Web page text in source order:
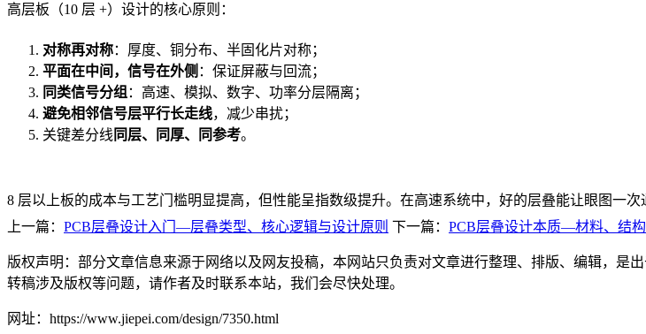
高层板（10 层 +）设计的核心原则：
对称再对称：厚度、铜分布、半固化片对称；
平面在中间，信号在外侧 ：保证屏蔽与回流；
同类信号分组 ：高速、模拟、数字、功率分层隔离；
避免相邻信号层平行长走线，减少串扰；
关键差分线 同层、同厚、同参考。
8 层以上板的成本与工艺门槛明显提高，但性能呈指数级提升。在高速系统中，好的层叠能让眼图一次
上一篇： PCB层叠设计入门—层叠类型、核心逻辑与设计原则 下一篇： PCB层叠设计本质—材料、结
版权声明：部分文章信息来源于网络以及网友投稿，本网站只负责对文章进行整理、排版、编辑，是
转稿涉及版权等问题，请作者及时联系本站，我们会尽快处理。
网址：https://www.jiepei.com/design/7350.html